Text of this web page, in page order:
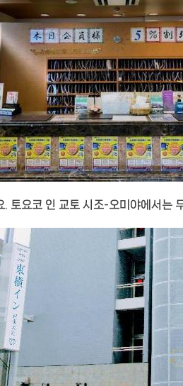
토요코 인 교토 시조-오미야에서는